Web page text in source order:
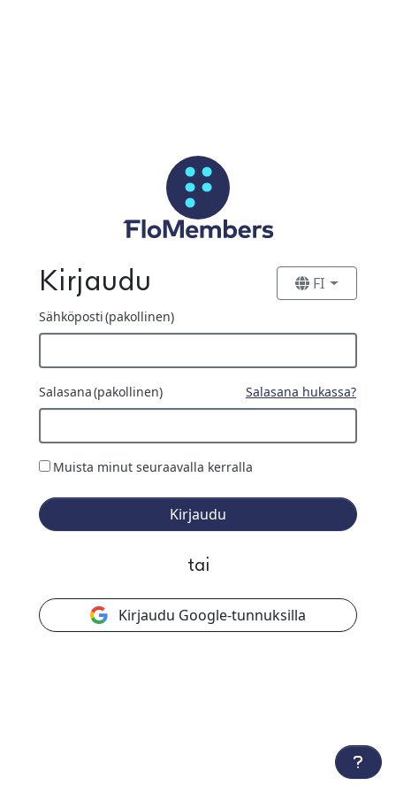
Kirjaudu FI
Sähköposti(pakollinen)
Salasana(pakollinen) Salasana hukassa?
Muista minut seuraavalla kerralla
Kirjaudu
tai
Kirjaudu Google-tunnuksilla